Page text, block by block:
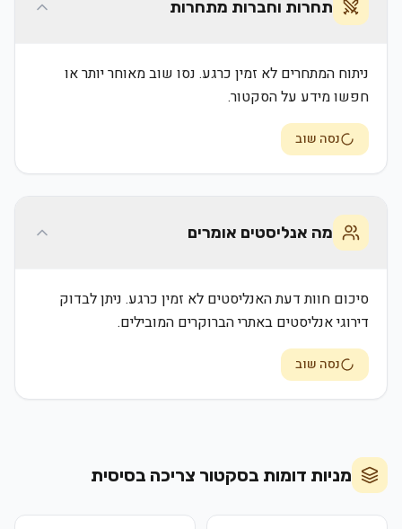
תחרות וחברות מתחרות
ניתוח המתחרים לא זמין כרגע. נסו שוב מאוחר יותר או
חפשו מידע על הסקטור.
נסה שוב
מה אנליסטים אומרים
סיכום חוות דעת האנליסטים לא זמין כרגע. ניתן לבדוק
דירוגי אנליסטים באתרי הברוקרים המובילים.
נסה שוב
מניות דומות בסקטור צריכה בסיסית